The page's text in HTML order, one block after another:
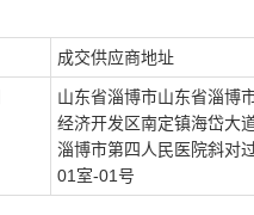
成交供应商地址
山东省淄博市山东省淄博
经济开发区南定镇海岱大
淄博市第四人民医院斜对
01室-01号